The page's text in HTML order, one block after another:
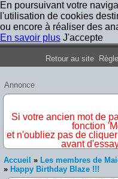
En poursuivant votre
l'utilisation de cookies
ou encore à réaliser des
En savoir plus J'accepte
Forum
Retour au site
Annonce
Si votre ancien mot de
fonction
et n'oubliez pas de
avant
Accueil » Les membres de
» Happy Birthday Blaze !!!